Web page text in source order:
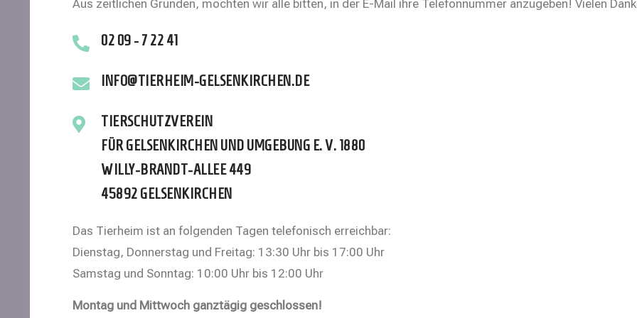
Aus zeitlichen Gründen, möchten wir alle bitten, in der E-Mail ihre Telefonnummer anzugeben! Vielen
02 09 - 7 22 41
INFO@TIERHEIM-GELSENKIRCHEN.DE
TIERSCHUTZVEREIN
FÜR GELSENKIRCHEN UND UMGEBUNG E. V. 1880
WILLY-BRANDT-ALLEE 449
45892 GELSENKIRCHEN
Das Tierheim ist an folgenden Tagen telefonisch erreichbar:
Dienstag, Donnerstag und Freitag: 13:30 Uhr bis 17:00 Uhr
Samstag und Sonntag: 10:00 Uhr bis 12:00 Uhr
Montag und Mittwoch ganztägig geschlossen!